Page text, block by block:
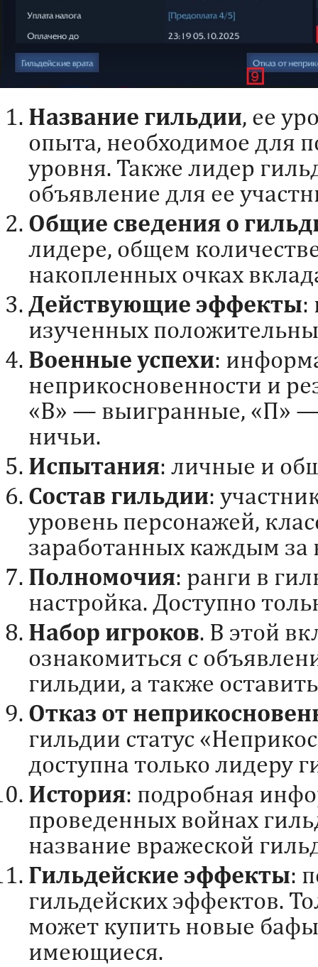
Название гильдии, ее
опыта, необходимое для
уровня. Также лидер
объявление для ее
Общие сведения о
лидере, общем
накопленных очках
Действующие эффекты:
изученных
Военные успехи:
неприкосновенности и
«В» — выигранные, «П»
ничьи.
Испытания: личные и
Состав гильдии:
уровень персонажей,
заработанных каждым за
Полномочия: ранги в
настройка. Доступно
Набор игроков. В этой
ознакомиться с
гильдии, а также
Отказ от
гильдии статус
доступна только лидеру
История: подробная
проведенных войнах
название вражеской
Гильдейские эффекты:
гильдейских эффектов.
может купить новые
имеющиеся.